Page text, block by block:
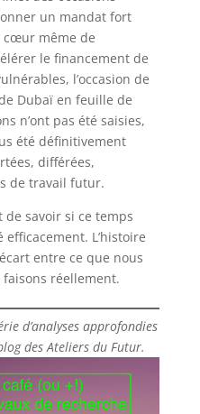
un mandat fort
cœur même de
le financement de
l’occasion de
Dubaï en feuille de
n’ont pas été saisies,
été définitivement
différées,
de travail futur.
savoir si ce temps
L’histoire
entre ce que nous
réellement.
d’analyses approfondies
des Ateliers du Futur.